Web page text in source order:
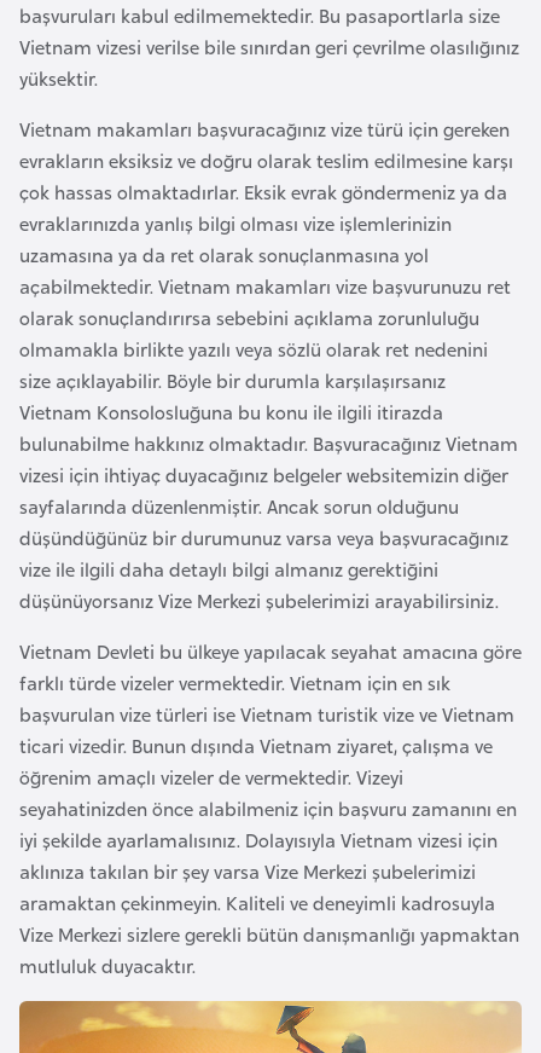
başvuruları kabul edilmemektedir. Bu pasaportlarla size
Vietnam vizesi verilse bile sınırdan geri çevrilme olasılığınız
yüksektir.
Vietnam makamları başvuracağınız vize türü için gereken
evrakların eksiksiz ve doğru olarak teslim edilmesine karşı
çok hassas olmaktadırlar. Eksik evrak göndermeniz ya da
evraklarınızda yanlış bilgi olması vize işlemlerinizin
uzamasına ya da ret olarak sonuçlanmasına yol
açabilmektedir. Vietnam makamları vize başvurunuzu ret
olarak sonuçlandırırsa sebebini açıklama zorunluluğu
olmamakla birlikte yazılı veya sözlü olarak ret nedenini
size açıklayabilir. Böyle bir durumla karşılaşırsanız
Vietnam Konsolosluğuna bu konu ile ilgili itirazda
bulunabilme hakkınız olmaktadır. Başvuracağınız Vietnam
vizesi için ihtiyaç duyacağınız belgeler websitemizin diğer
sayfalarında düzenlenmiştir. Ancak sorun olduğunu
düşündüğünüz bir durumunuz varsa veya başvuracağınız
vize ile ilgili daha detaylı bilgi almanız gerektiğini
düşünüyorsanız Vize Merkezi şubelerimizi arayabilirsiniz.
Vietnam Devleti bu ülkeye yapılacak seyahat amacına göre
farklı türde vizeler vermektedir. Vietnam için en sık
başvurulan vize türleri ise Vietnam turistik vize ve Vietnam
ticari vizedir. Bunun dışında Vietnam ziyaret, çalışma ve
öğrenim amaçlı vizeler de vermektedir. Vizeyi
seyahatinizden önce alabilmeniz için başvuru zamanını en
iyi şekilde ayarlamalısınız. Dolayısıyla Vietnam vizesi için
aklınıza takılan bir şey varsa Vize Merkezi şubelerimizi
aramaktan çekinmeyin. Kaliteli ve deneyimli kadrosuyla
Vize Merkezi sizlere gerekli bütün danışmanlığı yapmaktan
mutluluk duyacaktır.
B
a
g
l
a
d
e
ş
B
e
l
a
r
u
s
B
e
l
ç
i
k
a
B
e
n
i
n